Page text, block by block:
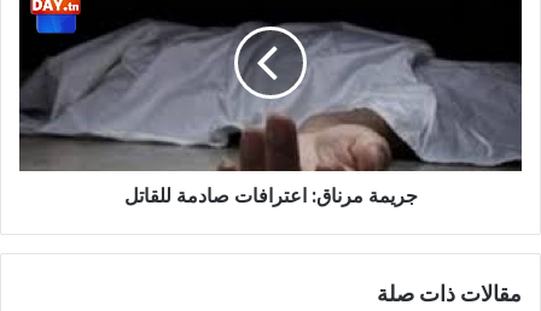
للقاتل
جريمة مرناق: اعترافات صادمة للقاتل
مقالات ذات صلة